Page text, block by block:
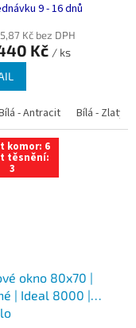
- Tmavý dub Bílá -
9 - 16 dnů
Kč bez DPH
Kč / ks
- Antracit Bílá - Zlatý
komor: 6
těsnění:
3
okno 80x70 |
| Ideal 8000 |